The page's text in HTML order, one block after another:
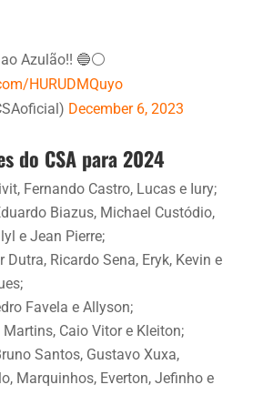
Azulão!! 🔵⚪
HURUDMQuyo
December 6, 2023
do CSA para 2024
Fernando Castro, Lucas e Iury;
Biazus, Michael Custódio,
e Jean Pierre;
Dutra, Ricardo Sena, Eryk, Kevin e
Favela e Allyson;
Caio Vitor e Kleiton;
Santos, Gustavo Xuxa,
Marquinhos, Everton, Jefinho e